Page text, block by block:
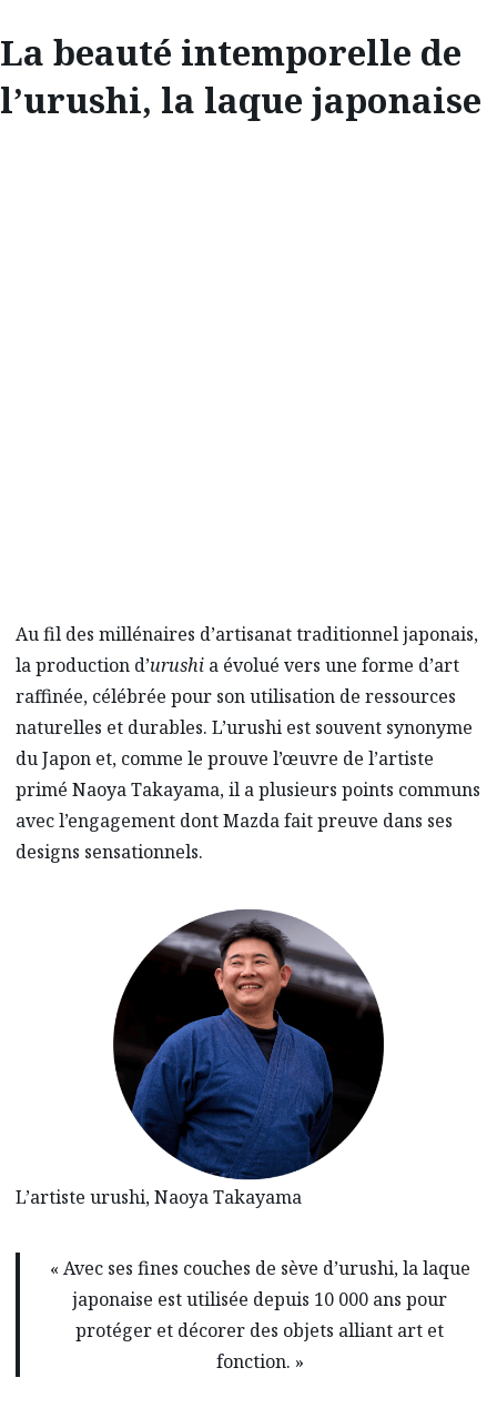
La beauté intemporelle de
l’urushi, la laque japonaise
Au fil des millénaires d’artisanat traditionnel japonais,
la production d’urushi a évolué vers une forme d’art
raffinée, célébrée pour son utilisation de ressources
naturelles et durables. L’urushi est souvent synonyme
du Japon et, comme le prouve l’œuvre de l’artiste
primé Naoya Takayama, il a plusieurs points communs
avec l’engagement dont Mazda fait preuve dans ses
designs sensationnels.
L’artiste urushi, Naoya Takayama
« Avec ses fines couches de sève d’urushi, la laque
japonaise est utilisée depuis 10 000 ans pour
protéger et décorer des objets alliant art et
fonction. »